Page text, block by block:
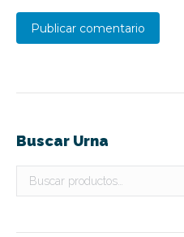
Publicar comentario
Buscar Urna